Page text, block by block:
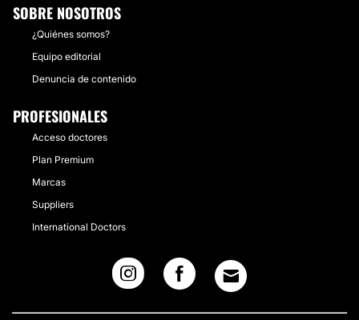
SOBRE NOSOTROS
¿Quiénes somos?
Equipo editorial
Denuncia de contenido
PROFESIONALES
Acceso doctores
Plan Premium
Marcas
Suppliers
International Doctors